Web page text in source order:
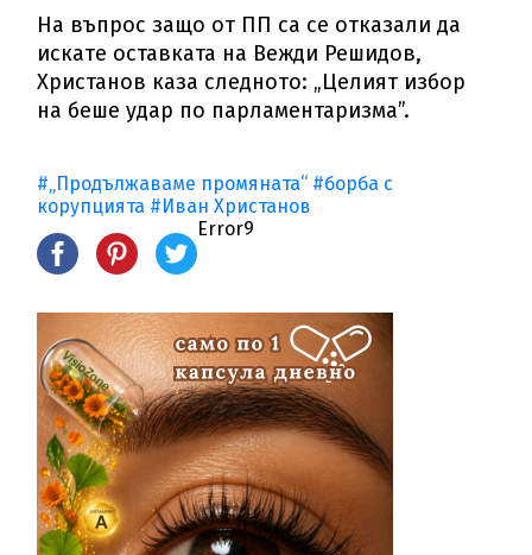
На въпрос защо от ПП са се отказали да
искате оставката на Вежди Решидов,
Христанов каза следното: „Целият избор
на беше удар по парламентаризма”.
#„Продължаваме промяната“ #борба с
корупцията #Иван Христанов
Error9